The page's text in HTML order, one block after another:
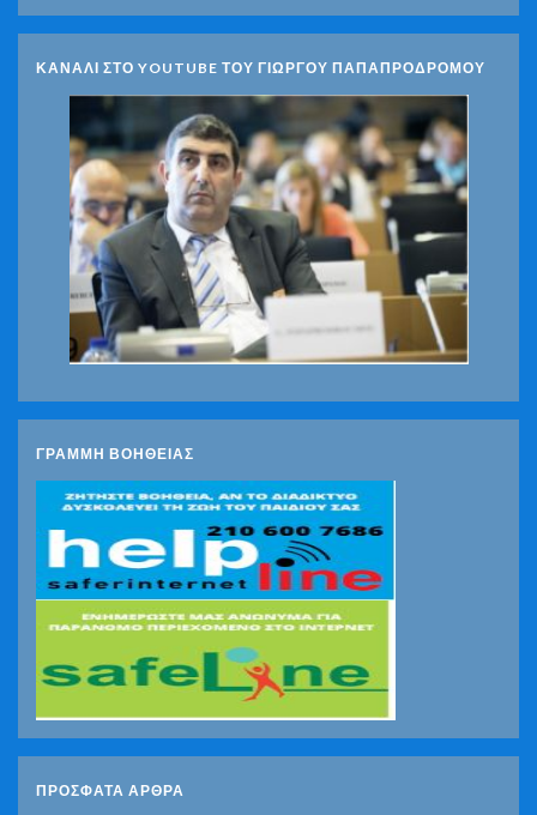
ΚΑΝΑΛΙ ΣΤΟ YOUTUBE ΤΟΥ ΓΙΩΡΓΟΥ ΠΑΠΑΠΡΟΔΡΟΜΟΥ
ΓΡΑΜΜΗ ΒΟΗΘΕΙΑΣ
ΠΡΌΣΦΑΤΑ ΆΡΘΡΑ